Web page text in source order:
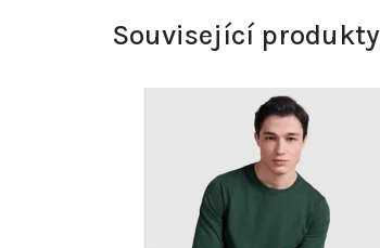
Související produkty